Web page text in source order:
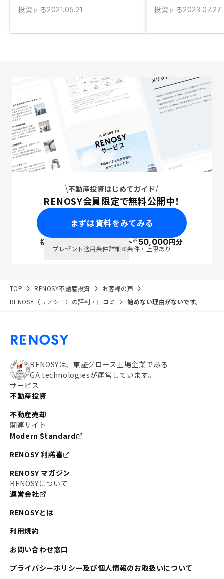
投資する2021.05.21
投資する2023.07.27
不動産投資はじめてガイド
RENOSY会員限定で無料公開中！
まずは資料をみてみる
初回面談で ポイント※50,000円分
プレゼント適用条件詳細※条件・上限あり
TOP RENOSY不動産投資
お客様の声
RENOSY（リノシー）の評判・口コミ
始めない理由がないです。
RENOSYは、東証グロース上場企業である
GA technologiesが運営しています。
サービス
不動産投資
不動産売却
関連サイト
Modern Standard
RENOSY 利諾喜
RENOSY マガジン
RENOSYについて
運営会社
RENOSYとは
利用規約
お問い合わせ窓口
プライバシーポリシー及び個人情報のお取扱いについて